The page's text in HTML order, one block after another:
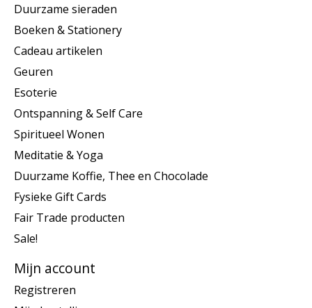
Duurzame sieraden
Boeken & Stationery
Cadeau artikelen
Geuren
Esoterie
Ontspanning & Self Care
Spiritueel Wonen
Meditatie & Yoga
Duurzame Koffie, Thee en Chocolade
Fysieke Gift Cards
Fair Trade producten
Sale!
Mijn account
Registreren